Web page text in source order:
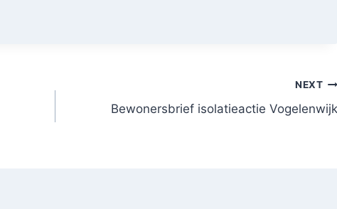
NEXT
Bewonersbrief isolatieactie Vogelenwijk